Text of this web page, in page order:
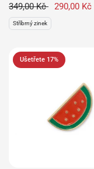
349,00 Kč 290,00 Kč
Stříbrný zinek
Ušetřete 17%